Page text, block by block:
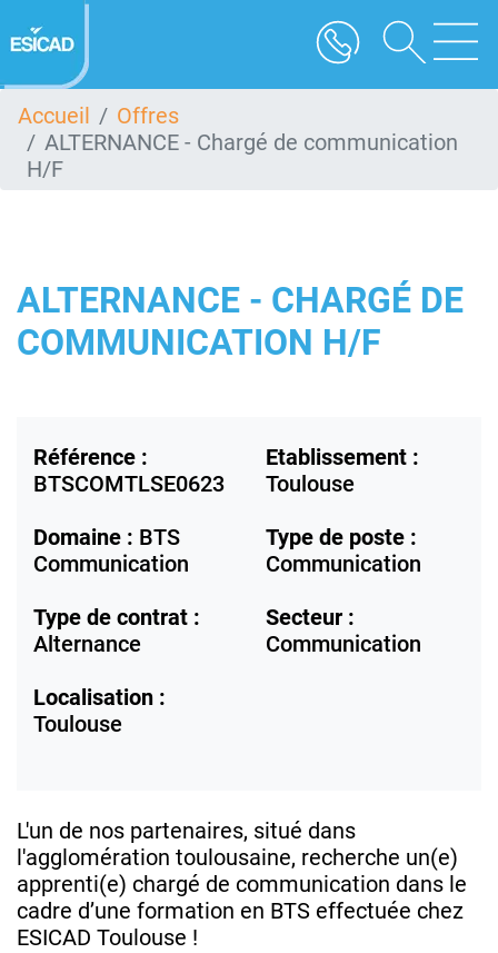
au
contenu
Accueil
Offres
ALTERNANCE - Chargé de communication
H/F
ALTERNANCE - CHARGÉ DE
COMMUNICATION H/F
Référence :
BTSCOMTLSE0623
Etablissement :
Toulouse
Domaine : BTS
Communication
Type de poste :
Communication
Type de contrat :
Alternance
Secteur :
Communication
Localisation :
Toulouse
L'un de nos partenaires, situé dans
l'agglomération toulousaine, recherche un(e)
apprenti(e) chargé de communication dans le
cadre d’une formation en BTS effectuée chez
ESICAD Toulouse !